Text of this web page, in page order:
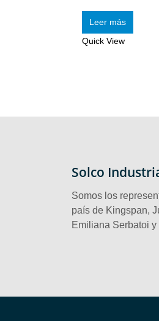
Leer más
Quick View
Solco
Somos los
país de Kingspan,
Emiliana Serbatoi y